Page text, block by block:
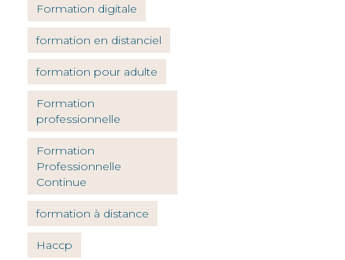
Formation digitale
formation en distanciel
formation pour adulte
Formation
professionnelle
Formation
Professionnelle
Continue
formation à distance
Haccp